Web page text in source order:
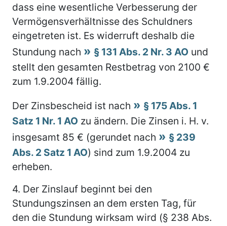
dass eine wesentliche Verbesserung der
Vermögensverhältnisse des Schuldners
eingetreten ist. Es widerruft deshalb die
Stundung nach
§ 131 Abs. 2 Nr. 3 AO und
stellt den gesamten Restbetrag von 2100 €
zum 1.9.2004 fällig.
Der Zinsbescheid ist nach
§ 175 Abs. 1
Satz 1 Nr. 1 AO zu ändern. Die Zinsen i. H. v.
insgesamt 85 € (gerundet nach
§ 239
Abs. 2 Satz 1 AO) sind zum 1.9.2004 zu
erheben.
4. Der Zinslauf beginnt bei den
Stundungszinsen an dem ersten Tag, für
den die Stundung wirksam wird (§ 238 Abs.